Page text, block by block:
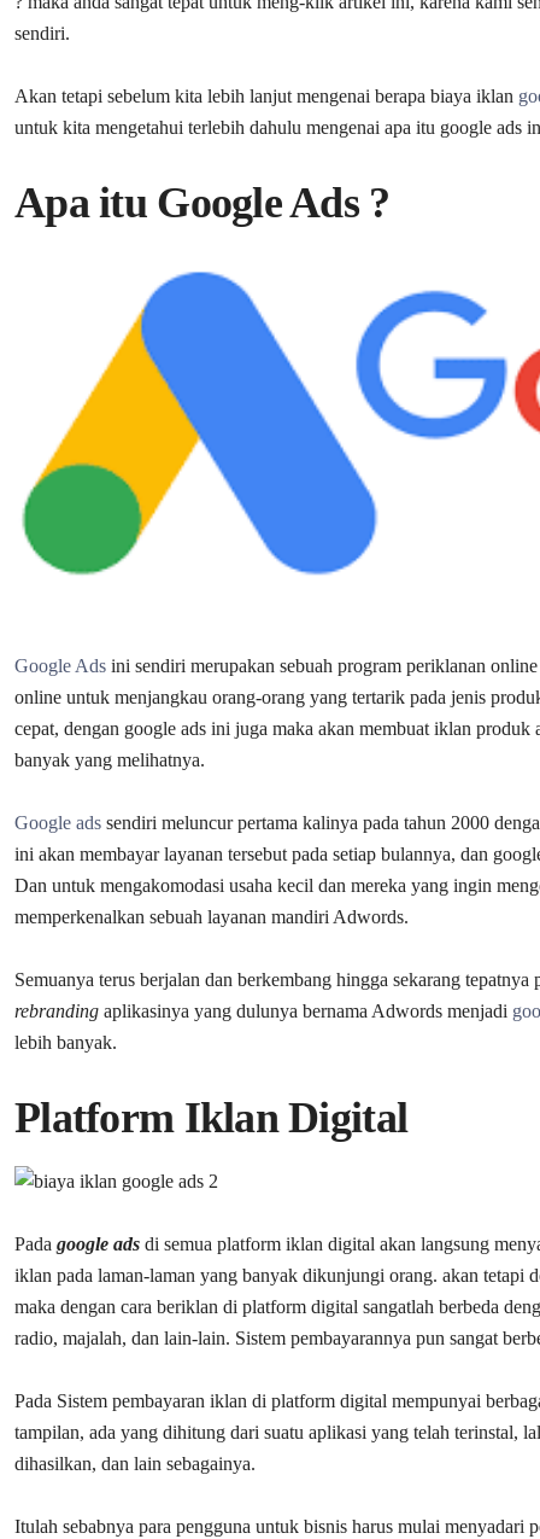
sendiri.
Akan tetapi sebelum kita lebih lanjut mengenai berapa biaya iklan
untuk kita mengetahui terlebih dahulu mengenai apa itu google ads
Apa itu Google Ads ?
Google Ads ini sendiri merupakan sebuah program periklanan
online untuk menjangkau orang-orang yang tertarik pada jenis
cepat, dengan google ads ini juga maka akan membuat iklan produk
banyak yang melihatnya.
Google ads sendiri meluncur pertama kalinya pada tahun 2000
ini akan membayar layanan tersebut pada setiap bulannya, dan
Dan untuk mengakomodasi usaha kecil dan mereka yang ingin
memperkenalkan sebuah layanan mandiri Adwords.
Semuanya terus berjalan dan berkembang hingga sekarang
rebranding aplikasinya yang dulunya bernama Adwords menjadi
lebih banyak.
Platform Iklan Digital
Pada google ads di semua platform iklan digital akan langsung
iklan pada laman-laman yang banyak dikunjungi orang. akan tetapi
maka dengan cara beriklan di platform digital sangatlah berbeda
radio, majalah, dan lain-lain. Sistem pembayarannya pun sangat
Pada Sistem pembayaran iklan di platform digital mempunyai
tampilan, ada yang dihitung dari suatu aplikasi yang telah terinstal,
dihasilkan, dan lain sebagainya.
Itulah sebabnya para pengguna untuk bisnis harus mulai